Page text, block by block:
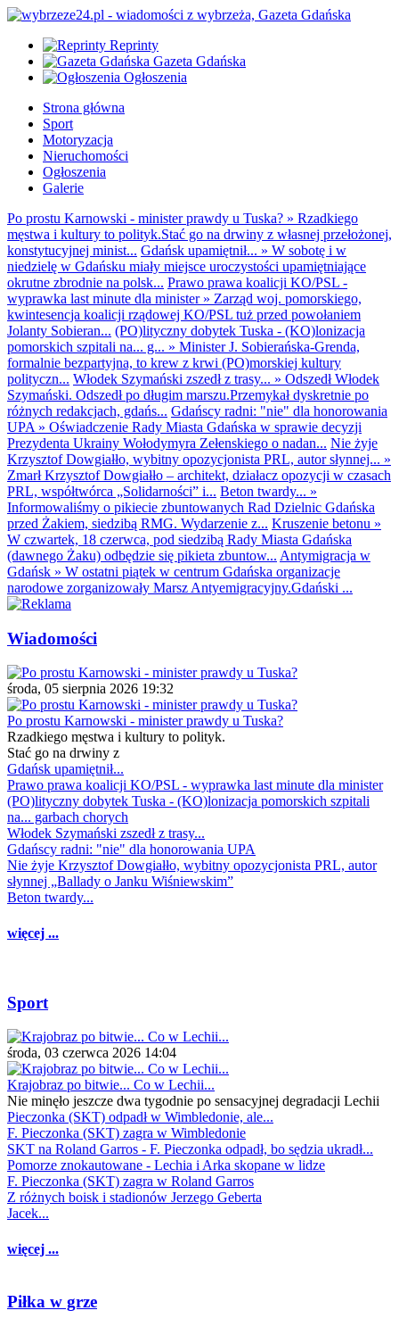
Reprinty
Gazeta Gdańska
Ogłoszenia
Strona główna
Sport
Motoryzacja
Nieruchomości
Ogłoszenia
Galerie
Po prostu Karnowski - minister prawdy u Tuska? » Rzadkiego
męstwa i kultury to polityk.Stać go na drwiny z własnej przełożonej,
konstytucyjnej minist... Gdańsk upamiętnił... » W sobotę i w
niedzielę w Gdańsku miały miejsce uroczystości upamiętniające
okrutne zbrodnie na polsk... Prawo prawa koalicji KO/PSL -
wyprawka last minute dla minister» Zarząd woj. pomorskiego,
kwintesencja koalicji rządowej KO/PSL tuż przed powołaniem
Jolanty Sobieran... (PO)lityczny dobytek Tuska - (KO)lonizacja
pomorskich szpitali na... g... » Minister J. Sobierańska-Grenda,
formalnie bezpartyjna, to krew z krwi (PO)morskiej kultury
polityczn... Włodek Szymański zszedł z trasy... » Odszedł Włodek
Szymański. Odszedł po długim marszu.Przemykał dyskretnie po
różnych redakcjach, gdańs... Gdańscy radni: "nie" dla honorowania
UPA » Oświadczenie Rady Miasta Gdańska w sprawie decyzji
Prezydenta Ukrainy Wołodymyra Zełenskiego o nadan... Nie żyje
Krzysztof Dowgiałło, wybitny opozycjonista PRL, autor słynnej... »
Zmarł Krzysztof Dowgiałło – architekt, działacz opozycji w czasach
PRL, współtwórca „Solidarności” i... Beton twardy... »
Informowaliśmy o pikiecie zbuntowanych Rad Dzielnic Gdańska
przed Żakiem, siedzibą RMG. Wydarzenie z... Kruszenie betonu »
W czwartek, 18 czerwca, pod siedzibą Rady Miasta Gdańska
(dawnego Żaku) odbędzie się pikieta zbuntow... Antymigracja w
Gdańsk » W ostatni piątek w centrum Gdańska organizacje
narodowe zorganizowały Marsz Antyemigracyjny.Gdański ...
Wiadomości
środa, 05 sierpnia 2026 19:32
Po prostu Karnowski - minister prawdy u Tuska?
Rzadkiego męstwa i kultury to polityk.
Stać go na drwiny z
Gdańsk upamiętnił...
Prawo prawa koalicji KO/PSL - wyprawka last minute dla minister
(PO)lityczny dobytek Tuska - (KO)lonizacja pomorskich szpitali
na... garbach chorych
Włodek Szymański zszedł z trasy...
Gdańscy radni: "nie" dla honorowania UPA
Nie żyje Krzysztof Dowgiałło, wybitny opozycjonista PRL, autor
słynnej „Ballady o Janku Wiśniewskim”
Beton twardy...
więcej ...
Sport
środa, 03 czerwca 2026 14:04
Krajobraz po bitwie... Co w Lechii...
Nie minęło jeszcze dwa tygodnie po sensacyjnej degradacji Lechii
Pieczonka (SKT) odpadł w Wimbledonie, ale...
F. Pieczonka (SKT) zagra w Wimbledonie
SKT na Roland Garros - F. Pieczonka odpadł, bo sędzia ukradł...
Pomorze znokautowane - Lechia i Arka skopane w lidze
F. Pieczonka (SKT) zagra w Roland Garros
Z różnych boisk i stadionów Jerzego Geberta
Jacek...
więcej ...
Piłka w grze